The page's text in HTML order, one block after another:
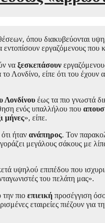
όπου διακυβεύονται
εργαζόμενους
να ξεσκεπάσουν
Λονδίνο, είπε ότι του
Λονδίνου έως τα πιο γνωστά
ενός υπαλλήλου που
μήνες», είπε.
ήταν ανάπηρος. Τον
μεγάλους σάκους με
υψηλού επιπέδου που
του πελάτη μας».
πιο επιεική προσέγγιση
εταιρείες πιέζουν για